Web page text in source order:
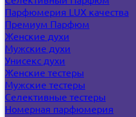
Парфюмерия LUX качества
Премиум Парфюм
Женские духи
Мужские духи
Унисекс духи
Женские тестеры
Мужские тестеры
Селективные тестеры
Номерная парфюмерия